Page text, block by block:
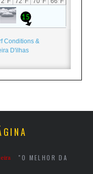
Conditions &
D'ilhas
"O MELHOR DA